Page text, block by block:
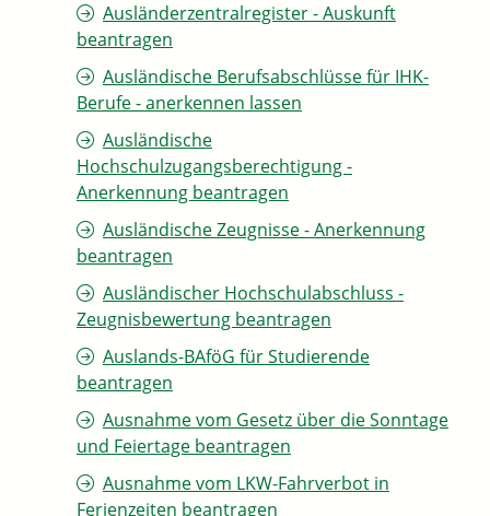
Ausländerzentralregister - Auskunft
beantragen
Ausländische Berufsabschlüsse für IHK-
Berufe - anerkennen lassen
Ausländische
Hochschulzugangsberechtigung -
Anerkennung beantragen
Ausländische Zeugnisse - Anerkennung
beantragen
Ausländischer Hochschulabschluss -
Zeugnisbewertung beantragen
Auslands-BAföG für Studierende
beantragen
Ausnahme vom Gesetz über die Sonntage
und Feiertage beantragen
Ausnahme vom LKW-Fahrverbot in
Ferienzeiten beantragen